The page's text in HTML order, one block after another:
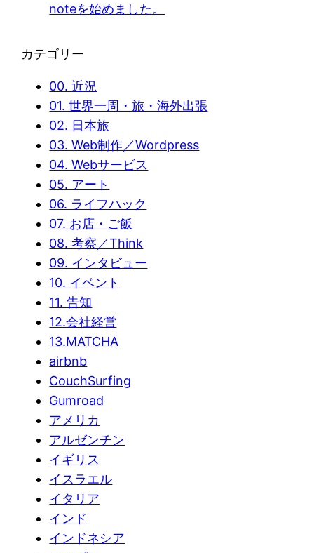
noteを始めました。
カテゴリー
00. 近況
01. 世界一周・旅・海外出張
02. 日本旅
03. Web制作／Wordpress
04. Webサービス
05. アート
06. ライフハック
07. お店・ご飯
08. 考察／Think
09. インタビュー
10. イベント
11. 告知
12.会社経営
13.MATCHA
airbnb
CouchSurfing
Gumroad
アメリカ
アルゼンチン
イギリス
イスラエル
イタリア
インド
インドネシア